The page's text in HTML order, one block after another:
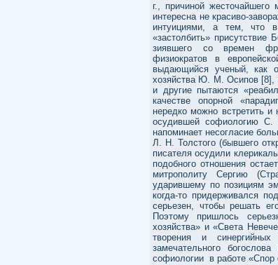
г., причиной жесточайшего
интересна не красиво-
интуициями, а тем, что в
«застолбить»
зиявшего со времен
физиократов в
выдающийся ученый, как
хозяйства Ю. М. Осипов [8],
и другие пытаются
качестве опорной
нередко можно встретить
осудившей софиологию С.
напоминает несогласие
Л. Н. Толстого (бывшего
писателя осудили
подобного отношения
митрополиту Сергию
ударившему по позициям
когда-то придерживался
серьезен, чтобы решать
Поэтому пришлось
хозяйства» и «Света
творения и
замечательного
софиологии в работе